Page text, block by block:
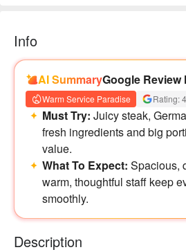
行需消費相同方案，不限成人或兒童
・此方案自 2026/08/31止。
・本方案不適用於元旦(1/1) 、西洋情
節期間(2/14~2/22)、228假期(2/27~3/
假(4/3~4/6)、勞動節期間(5/1~5/3)、
(5/9~5/10)、端午節及連假(6/19~6/
夕情人節(8/19) 。
透明落地窗營造清新明亮的用餐環境
意，細膩搭配各式藝術作品，營造自
的氛圍。主廚嚴選當季優質食材，以
概念，餐廳酒窖收藏超過三千瓶的美
人生中最講究及美好的事。
Info
AI SummaryGoogle
Warm Service Paradise Rating:
Must Try: Juicy steak,
fresh ingredients and big
value.
What To Expect: Spacious,
warm, thoughtful staff keep
smoothly.
Description